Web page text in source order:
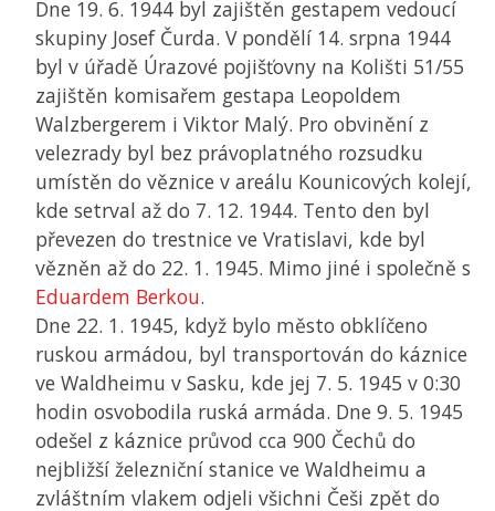
Dne 19. 6. 1944 byl zajištěn gestapem vedoucí
skupiny Josef Čurda. V pondělí 14. srpna 1944
byl v úřadě Úrazové pojišťovny na Kolišti 51/55
zajištěn komisařem gestapa Leopoldem
Walzbergerem i Viktor Malý. Pro obvinění z
velezrady byl bez právoplatného rozsudku
umístěn do věznice v areálu Kounicových kolejí,
kde setrval až do 7. 12. 1944. Tento den byl
převezen do trestnice ve Vratislavi, kde byl
vězněn až do 22. 1. 1945. Mimo jiné i společně s
Eduardem Berkou.
Dne 22. 1. 1945, když bylo město obklíčeno
ruskou armádou, byl transportován do káznice
ve Waldheimu v Sasku, kde jej 7. 5. 1945 v 0:30
hodin osvobodila ruská armáda. Dne 9. 5. 1945
odešel z káznice průvod cca 900 Čechů do
nejbližší železniční stanice ve Waldheimu a
zvláštním vlakem odjeli všichni Češi zpět do